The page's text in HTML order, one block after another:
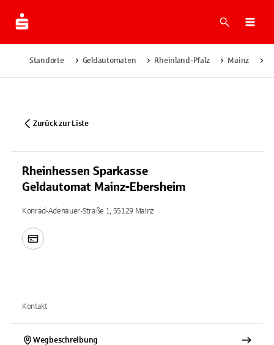
Suche
Standorte Geldautomaten Rheinland-Pfalz Mainz
Zurück zur Liste
Rheinhessen Sparkasse
Geldautomat Mainz-Ebersheim
Konrad-Adenauer-Straße 1, 55129 Mainz
Kontakt
Wegbeschreibung